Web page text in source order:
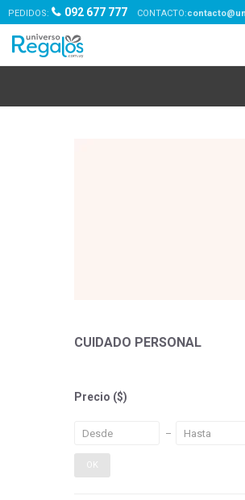
PEDIDOS: 092 677 777
CUIDADO PERSONAL
Precio ($)
OK